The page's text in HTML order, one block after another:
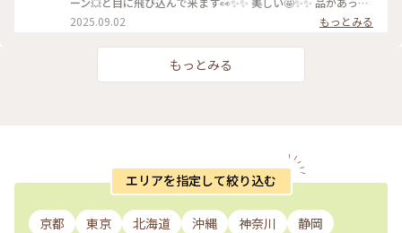
て、重行きがありますね。 長野県、奥が深いです〜♪ #ゆるり
夏時間 #長野県旅 #奈良井宿 #道の駅木曽ならかわ
2025.09.02 もっとみる
もっとみる
エリアを指定して絞り込む
京都 東京 北海道 沖縄 神奈川
静岡